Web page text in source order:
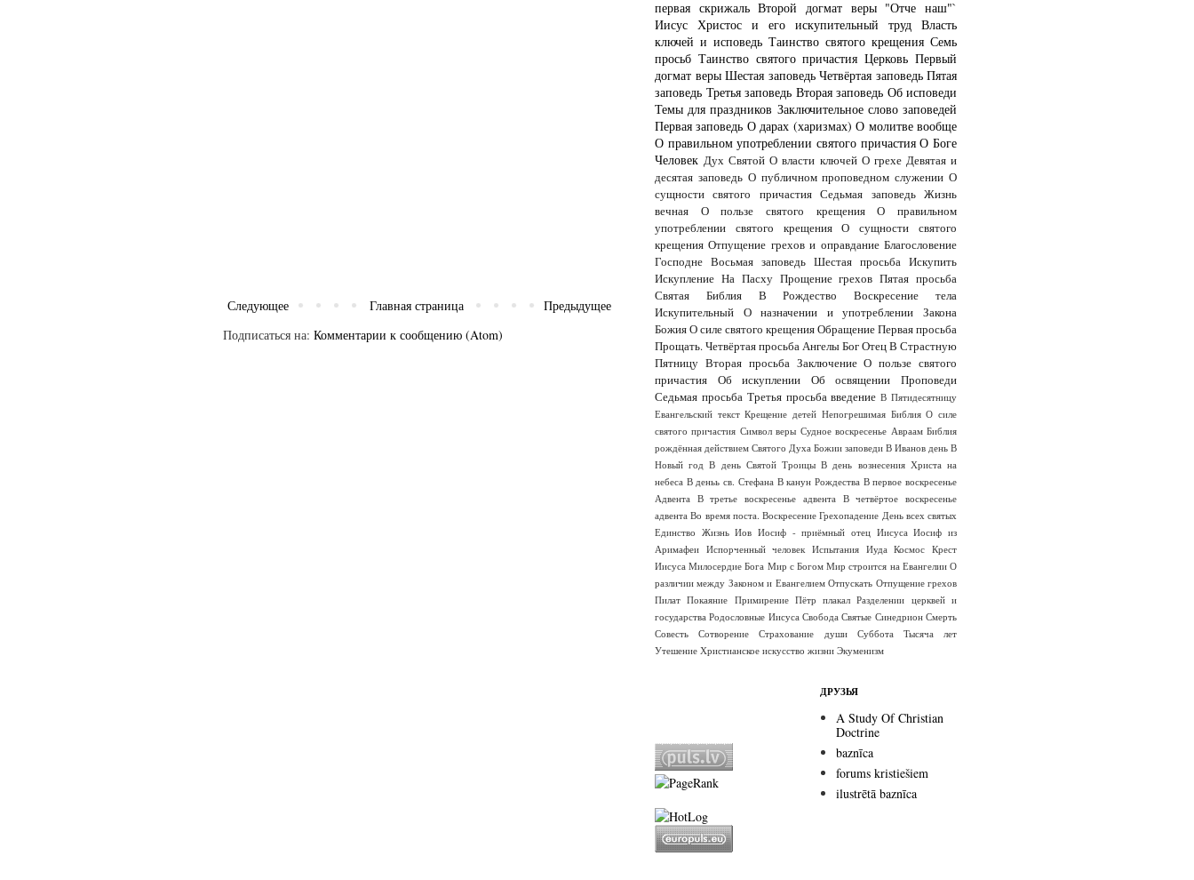
Следующее Предыдущее
Главная страница
Подписаться на: Комментарии к сообщению (Atom)
первая скрижаль Второй догмат веры "Отче наш"`
Иисус Христос и его искупительный труд Власть
ключей и исповедь Таинство святого крещения Семь
просьб Таинство святого причастия Церковь Первый
догмат веры Шестая заповедь Четвёртая заповедь Пятая
заповедь Третья заповедь Вторая заповедь Об исповеди
Темы для праздников Заключительное слово заповедей
Первая заповедь О дарах (харизмах) О молитве вообще
О правильном употреблении святого причастия О Боге
Человек Дух Святой О власти ключей О грехе Девятая и
десятая заповедь О публичном проповедном служении О
сущности святого причастия Седьмая заповедь Жизнь
вечная
О пользе святого крещения
О правильном
употреблении святого крещения
О сущности святого
крещения Отпущение грехов и оправдание Благословение
Господне Восьмая заповедь Шестая просьба Искупить
Искупление На Пасху Прощение грехов Пятая просьба
Святая Библия
В Рождество
Воскресение тела
Искупительный
О назначении и употреблении Закона
БожияО силе святого крещенияОбращениеПервая просьба
Прощать.Четвёртая просьбаАнгелыБог ОтецВ Страстную
Пятницу Вторая просьба Заключение О пользе святого
причастия
Об искуплении Об освящении
Проповеди
Седьмая просьба Третья просьба введение В Пятидесятницу
Евангельский текст Крещение детей Непогрешимая Библия О силе
святого причастия Символ веры Судное воскресенье Авраам Библия
рождённая действием Святого Духа Божии заповеди В Иванов день В
Новый год В день Святой Троицы В день вознесения Христа на
небеса В деньь св. Стефана В канун Рождества В первое воскресенье
Адвента В третье воскресенье адвента В четвёртое воскресенье
адвента Во время поста. Воскресение Грехопадение День всех святых
Единство Жизнь Иов Иосиф - приёмный отец Иисуса Иосиф из
Аримафеи Испорченный человек Испытания Иуда Космос Крест
Иисуса Милосердие Бога Мир с Богом Мир строится на Евангелии О
различии между Законом и Евангелием Отпускать Отпущение грехов
Пилат Покаяние Примирение Пётр плакал Разделении церквей и
государства Родословные Иисуса Свобода Святые Синедрион Смерть
Совесть
Сотворение Страхование души Суббота
Тысяча лет
Утешение Христианское искусство жизни Экуменизм
ДРУЗЬЯ
A Study Of Christian
Doctrine
baznīca
forums kristiešiem
ilustrētā baznīca